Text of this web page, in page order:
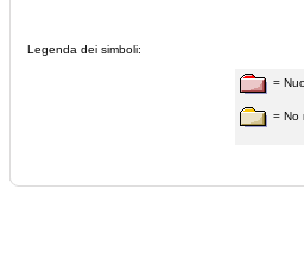
Legenda dei simboli:
=
= No